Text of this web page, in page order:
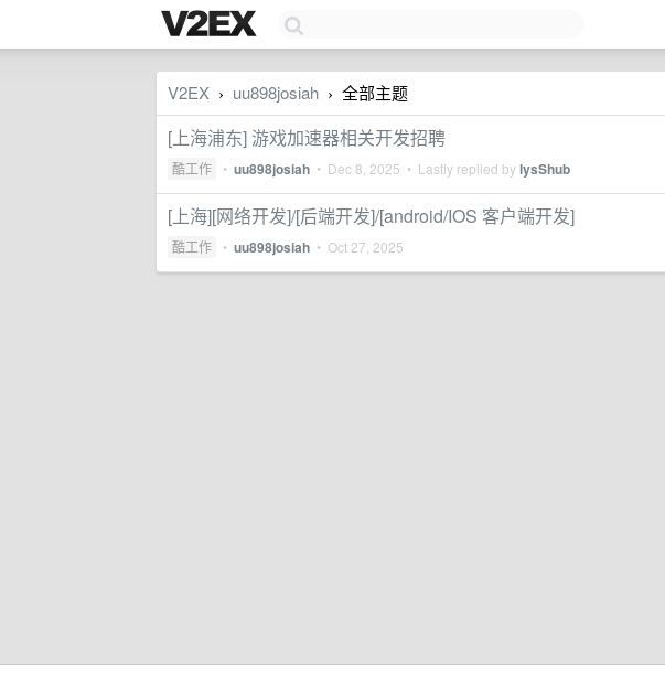
V2EX › uu898josiah › 全部主题
[上海浦东] 游戏加速器相关开发招聘
酷工作 • uu898josiah • Dec 8, 2025 • Lastly replied bylysShub
[上海][网络开发]/[后端开发]/[android/IOS 客户端开发]
酷工作 • uu898josiah • Oct 27, 2025